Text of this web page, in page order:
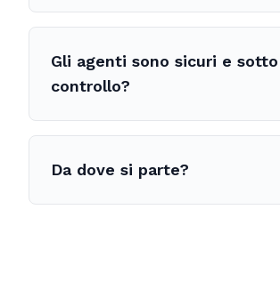
Gli agenti sono sicuri e sotto
controllo?
Da dove si parte?